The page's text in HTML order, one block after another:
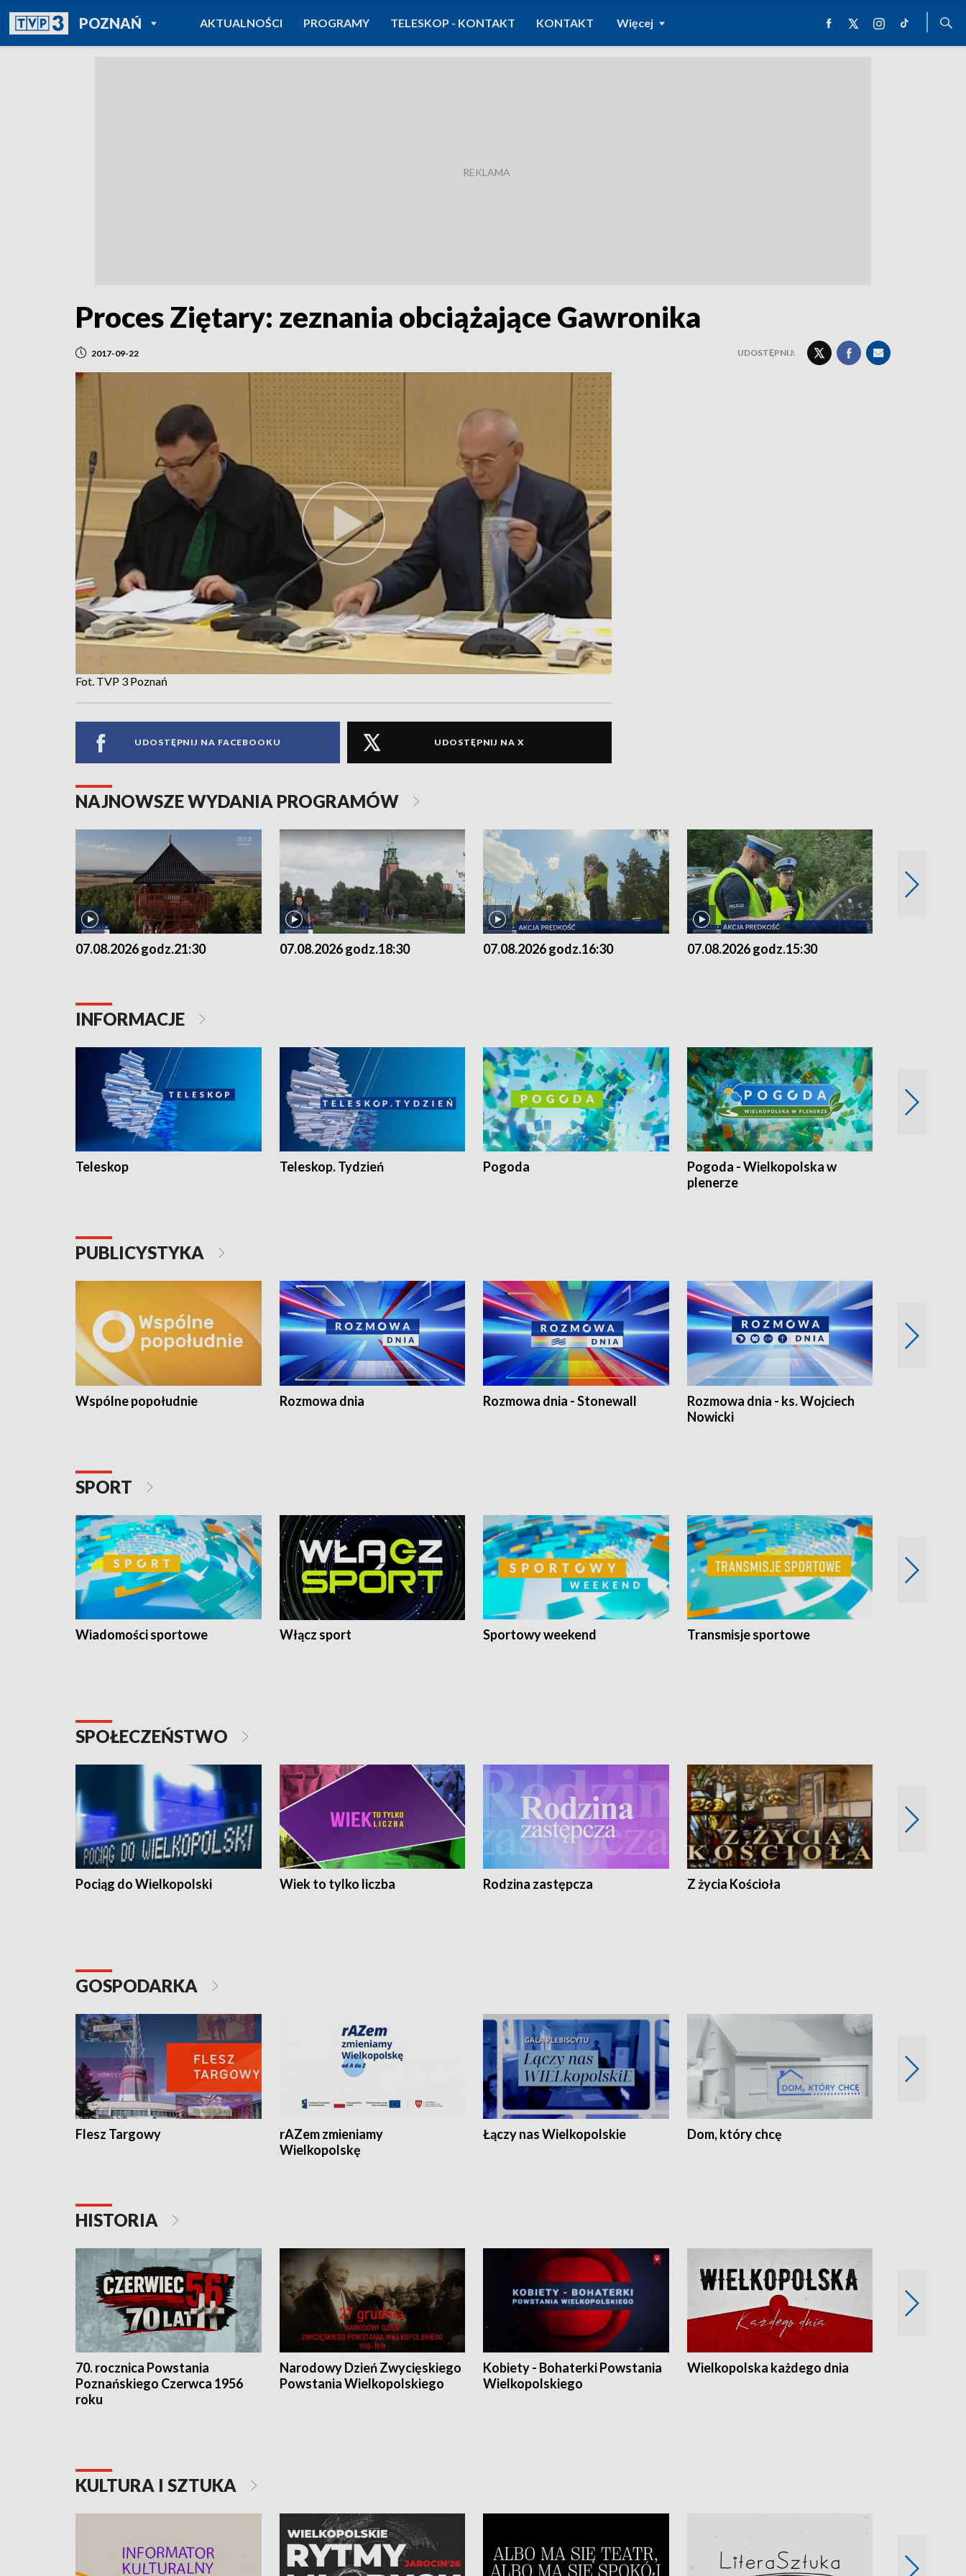
POZNAŃPOWRÓT DO
TVP REGIONY
AKTUALNOŚCI PROGRAMY TELESKOP - KONTAKT KONTAKT Więcej
Proces Ziętary: zeznania obciążające Gawronika
2017-09-22 UDOSTĘPNIJ:
Fot. TVP 3 Poznań
UDOSTĘPNIJ NA FACEBOOKU UDOSTĘPNIJ NA X
NAJNOWSZE WYDANIA PROGRAMÓW
07.08.2026 godz.21:30 07.08.2026 godz.18:30 07.08.2026 godz.16:30 07.08.2026 godz.15:30
INFORMACJE
Teleskop Teleskop. Tydzień Pogoda
Pogoda - Wielkopolska w
plenerze
PUBLICYSTYKA
Wspólne popołudnie Rozmowa dnia Rozmowa dnia - Stonewall
Rozmowa dnia - ks. Wojciech
Nowicki
SPORT
Wiadomości sportowe Włącz sport Sportowy weekend Transmisje sportowe
SPOŁECZEŃSTWO
Pociąg do Wielkopolski Wiek to tylko liczba Rodzina zastępcza Z życia Kościoła
GOSPODARKA
Flesz Targowy
rAZem zmieniamy
Wielkopolskę
Łączy nas Wielkopolskie Dom, który chcę
HISTORIA
70. rocznica Powstania
Poznańskiego Czerwca 1956
roku
Narodowy Dzień Zwycięskiego
Powstania Wielkopolskiego
Kobiety - Bohaterki Powstania
Wielkopolskiego
Wielkopolska każdego dnia
KULTURA I SZTUKA